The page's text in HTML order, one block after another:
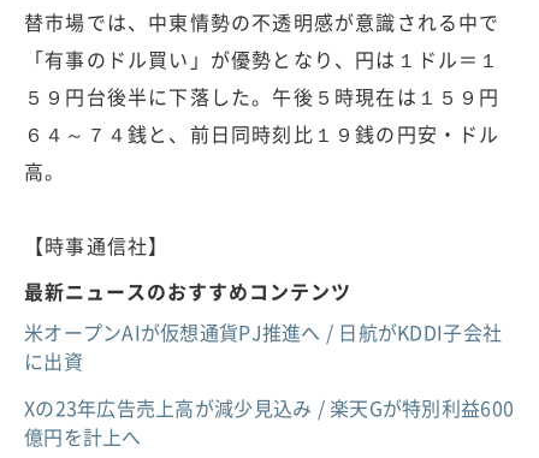
替市場では、中東情勢の不透明感が意識される中で
「有事のドル買い」が優勢となり、円は１ドル＝１
５９円台後半に下落した。午後５時現在は１５９円
６４～７４銭と、前日同時刻比１９銭の円安・ドル
高。
【時事通信社】
最新ニュースのおすすめコンテンツ
米オープンAIが仮想通貨PJ推進へ / 日航がKDDI子会社
に出資
Xの23年広告売上高が減少見込み / 楽天Gが特別利益600
億円を計上へ